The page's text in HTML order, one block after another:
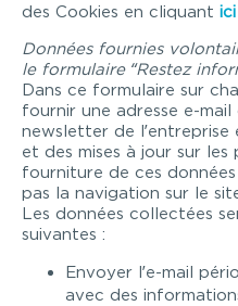
des Cookies en cliquant ici
Données fournies
le formulaire “Restez
Dans ce formulaire sur
fournir une adresse e-
newsletter de
et des mises à jour sur
fourniture de ces
pas la navigation sur le
Les données collectées
suivantes :
Envoyer l’e-mail
avec des